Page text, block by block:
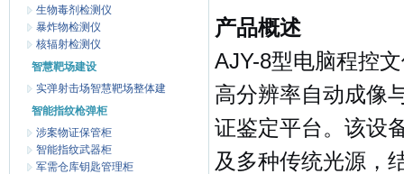
生物毒剂检测仪
暴炸物检测仪
核辐射检测仪
智慧靶场建设
实弹射击场智慧靶场整体建
智能指纹枪弹柜
涉案物证保管柜
智能指纹武器柜
军需仓库钥匙管理柜
产品概述
AJY-8型电脑程控
高分辨率自动成像
证鉴定平台。该设
及多种传统光源，